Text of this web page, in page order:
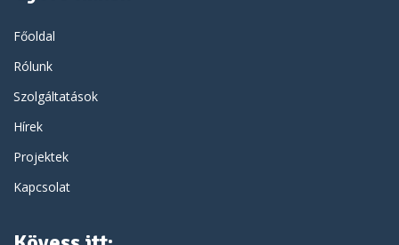
Főoldal
Rólunk
Szolgáltatások
Hírek
Projektek
Kapcsolat